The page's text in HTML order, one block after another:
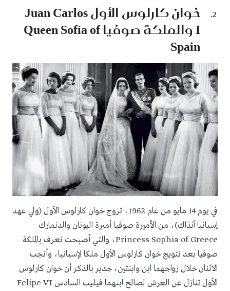
خوان كارلوس الأول Juan Carlos
I والملكة صوفيا Queen Sofía of
Spain
في يوم 14 مايو من عام 1962، تزوج خوان كارلوس الأول (ولي عهد
إسبانيا آنذاك)، من الأميرة صوفيا أميرة اليونان والدنمارك
Princess Sophia of Greece، والتي أصبحت تعرف بالملكة
صوفيا بعد تتويج خوان كارلوس الأول ملكا لإسبانيا، وأنجب
الاثنان خلال زواجهما ابن وابنتين، جدير بالذكر أن خوان كارلوس
الأول تنازل عن العرش لصالح ابنهما فيليب السادس Felipe VI